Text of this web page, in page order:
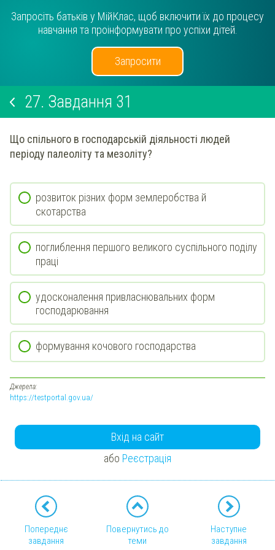
Запросіть батьків у МійКлас, щоб включити їх до процесу
навчання та проінформувати про успіхи дітей.
Запросити
27. Завдання 31
Що спільного в господарській діяльності людей
періоду палеоліту та мезоліту?
розвиток різних форм землеробства й
скотарства
поглиблення першого великого суспільного поділу
праці
удосконалення привласнювальних форм
господарювання
формування кочового господарства
Джерела:
https://testportal.gov.ua/
Вхід на сайт
або Реєстрація
Попереднє
завдання
Повернутись до
теми
Наступне
завдання